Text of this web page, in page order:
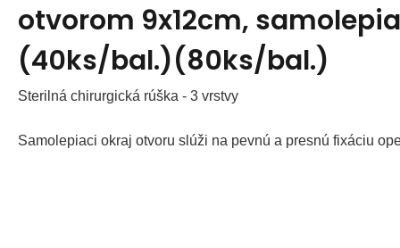
otvorom 9x12cm,
(40ks/bal.)(80ks/bal.)
Sterilná chirurgická rúška - 3 vrstvy
Samolepiaci okraj otvoru slúži na pevnú a presnú fixáciu